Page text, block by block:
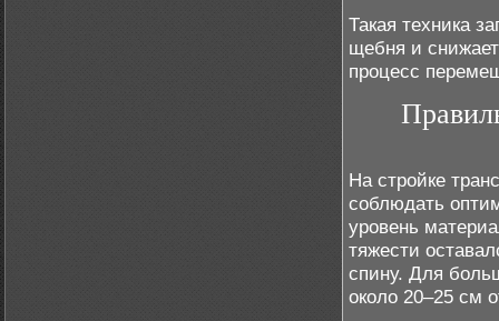
Такая техника
щебня и
процесс
На стройке
соблюдать
уровень
тяжести
спину. Для
около 20–25 см